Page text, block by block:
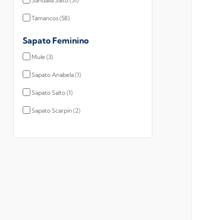
Tamancos(58)
Sapato Feminino
Mule(3)
Sapato Anabela(1)
Sapato Salto(1)
Sapato Scarpin(2)